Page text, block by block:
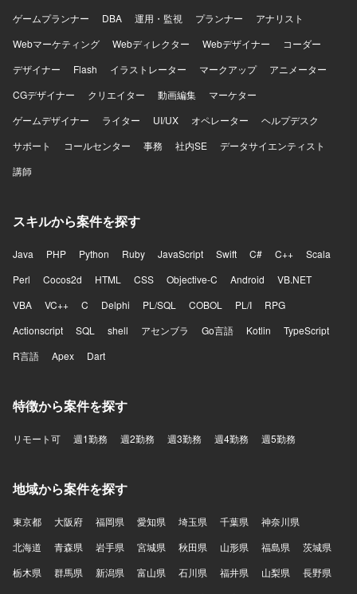
ゲームプランナー
DBA 運用・監視 プランナー
アナリスト
Webマーケティング
Webディレクター Webデザイナー
コーダー
デザイナー
Flash イラストレーター マークアップ
アニメーター
CGデザイナー
クリエイター 動画編集
マーケター
ゲームデザイナー
ライター UI/UX オペレーター
ヘルプデスク
サポート
コールセンター 事務 社内SE
データサイエンティスト
講師
スキルから案件を探す
Java PHP Python Ruby JavaScript Swift C# C++
Scala
Perl
Cocos2d HTML CSS Objective-C Android
VB.NET
VBA
VC++ C Delphi PL/SQL COBOL PL/I
RPG
Actionscript
SQL shell アセンブラ Go言語 Kotlin
TypeScript
R言語
Apex Dart
特徴から案件を探す
リモート可 週1勤務 週2勤務 週3勤務 週4勤務 週5勤務
地域から案件を探す
東京都 大阪府 福岡県 愛知県 埼玉県 千葉県
神奈川県
北海道
青森県 岩手県 宮城県 秋田県 山形県 福島県
茨城県
栃木県
群馬県 新潟県 富山県 石川県 福井県 山梨県
長野県